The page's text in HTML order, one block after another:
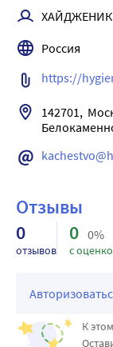
аромата
день.
любой одеждой.
Суперабсорбент
превращает
запаха.
раздражений и
Широкие
крепление
Россия
https://
142701,
Отзывы
0
отзывов
0 0%
с
К